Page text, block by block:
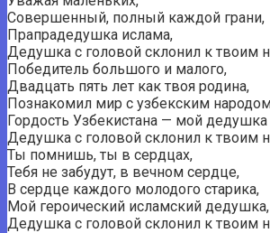
Совершенный, полный каждой грани,
Прапрадедушка ислама,
Дедушка с головой склонил к твоим
Победитель большого и малого,
Двадцать пять лет как твоя родина,
Познакомил мир с узбекским
Гордость Узбекистана — мой
Дедушка с головой склонил к твоим
Ты помнишь, ты в сердцах,
Тебя не забудут, в вечном сердце,
В сердце каждого молодого старика,
Мой героический исламский дедушка,
Дедушка с головой склонил к твоим